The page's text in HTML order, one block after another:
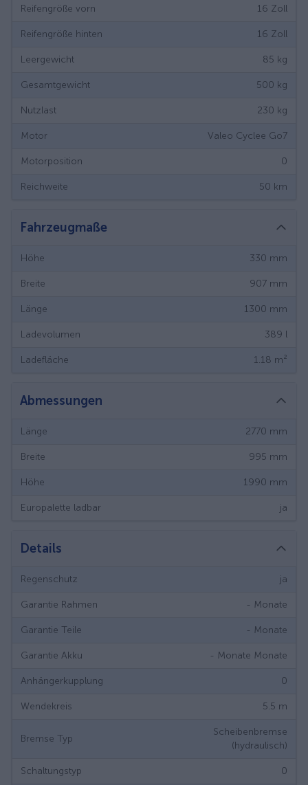
Reifengröße vorn 16 Zoll
Reifengröße hinten 16 Zoll
Leergewicht 85 kg
Gesamtgewicht 500 kg
Nutzlast 230 kg
Motor Valeo Cyclee Go7
Motorposition 0
Reichweite 50 km
Fahrzeugmaße
Höhe 330 mm
Breite 907 mm
Länge 1300 mm
Ladevolumen 389 l
Ladefläche 1.18 m²
Abmessungen
Länge 2770 mm
Breite 995 mm
Höhe 1990 mm
Europalette ladbar ja
Details
Regenschutz ja
Garantie Rahmen - Monate
Garantie Teile - Monate
Garantie Akku - Monate Monate
Anhängerkupplung 0
Wendekreis 5.5 m
Bremse Typ
Scheibenbremse
(hydraulisch)
Schaltungstyp 0